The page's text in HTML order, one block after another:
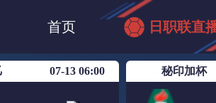
首页 日职联直
日篮B1
日职
07-13 06:00 秘印加杯